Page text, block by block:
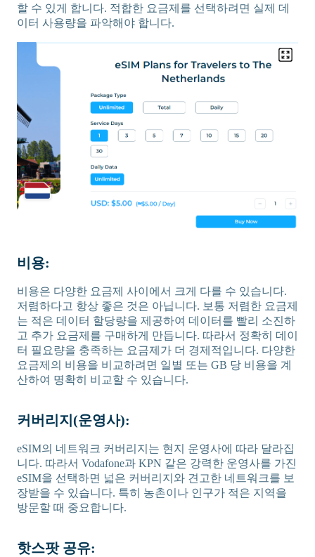
할 수 있게 합니다. 적합한 요금제를 선택하려면 실제 데
이터 사용량을 파악해야 합니다.
비용:
비용은 다양한 요금제 사이에서 크게 다를 수 있습니다.
저렴하다고 항상 좋은 것은 아닙니다. 보통 저렴한 요금제
는 적은 데이터 할당량을 제공하여 데이터를 빨리 소진하
고 추가 요금제를 구매하게 만듭니다. 따라서 정확히 데이
터 필요량을 충족하는 요금제가 더 경제적입니다. 다양한
요금제의 비용을 비교하려면 일별 또는 GB 당 비용을 계
산하여 명확히 비교할 수 있습니다.
커버리지(운영사):
eSIM의 네트워크 커버리지는 현지 운영사에 따라 달라집
니다. 따라서 Vodafone과 KPN 같은 강력한 운영사를 가진
eSIM을 선택하면 넓은 커버리지와 견고한 네트워크를 보
장받을 수 있습니다. 특히 농촌이나 인구가 적은 지역을
방문할 때 중요합니다.
핫스팟 공유: